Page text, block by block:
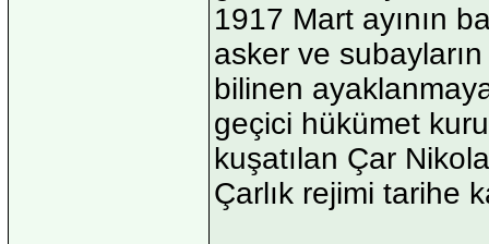
1917 Mart ayının
asker ve
bilinen
geçici hükümet
kuşatılan Çar
Çarlık rejimi tarihe